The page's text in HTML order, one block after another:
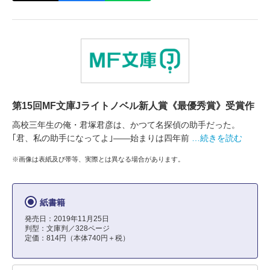
第15回MF文庫Jライトノベル新人賞《最優秀賞》受賞作
高校三年生の俺・君塚君彦は、かつて名探偵の助手だった。
｢君、私の助手になってよ｣――始まりは四年前
…続きを読む
※画像は表紙及び帯等、実際とは異なる場合があります。
紙書籍
発売日：2019年11月25日
判型：文庫判／328ページ
定価：814円（本体740円＋税）